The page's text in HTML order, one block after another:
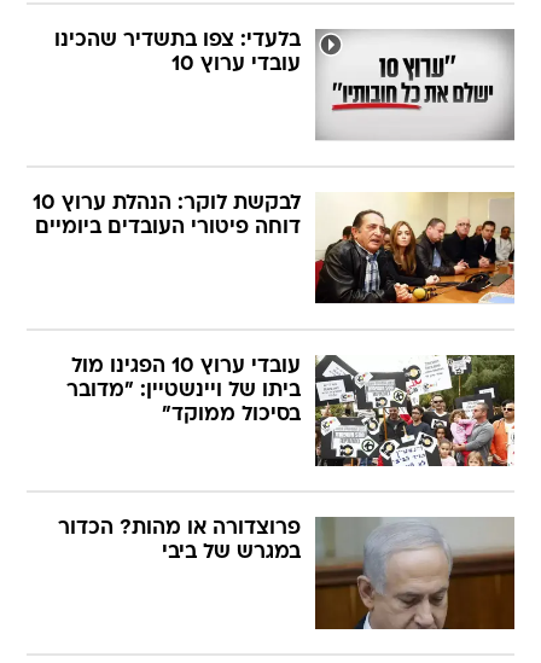
בלעדי: צפו בתשדיר שהכינו
עובדי ערוץ 10
לבקשת לוקר: הנהלת ערוץ 10
דוחה פיטורי העובדים ביומיים
עובדי ערוץ 10 הפגינו מול
ביתו של ויינשטיין: "מדובר
בסיכול ממוקד"
פרוצדורה או מהות? הכדור
במגרש של ביבי